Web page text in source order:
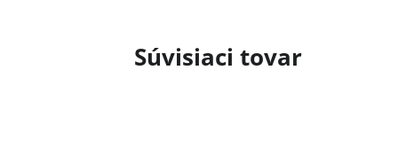
Súvisiaci tovar